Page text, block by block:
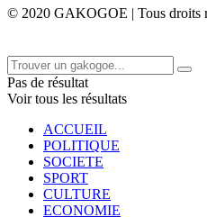
© 2020 GAKOGOE | Tous droits
Pas de résultat
Voir tous les résultats
ACCUEIL
POLITIQUE
SOCIETE
SPORT
CULTURE
ECONOMIE